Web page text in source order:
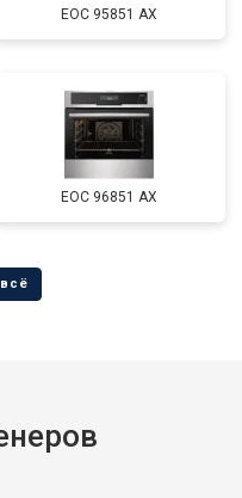
EOC 95851 AX
EOC 96851 AX